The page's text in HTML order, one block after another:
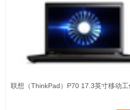
联想（ThinkPad）P70 17.3英寸移动工